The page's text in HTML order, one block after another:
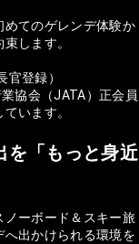
てのゲレンデ体験か
します。
登録）
協会（JATA）正会員
います。
を「もっと身近
ノーボード＆スキー旅
出かけられる環境を